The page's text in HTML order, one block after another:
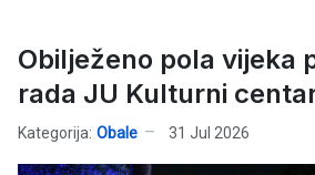
Obilježeno pola vijeka
rada JU Kulturni
Kategorija: Obale 31 Jul 2026